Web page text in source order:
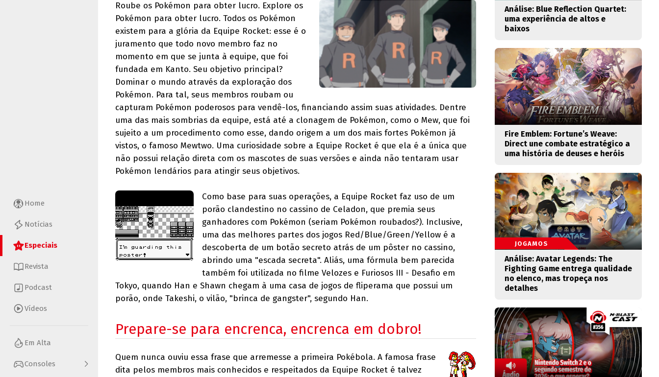
Home
Notícias
Especiais
Revista
Podcast
Vídeos
Em Alta
Consoles
Roube os Pokémon para obter lucro. Explore os
Pokémon para obter lucro. Todos os Pokémon
existem para a glória da Equipe Rocket: esse é o
juramento que todo novo membro faz no
momento em que se junta à equipe, que foi
fundada em Kanto. Seu objetivo principal?
Dominar o mundo através da exploração dos
Pokémon. Para tal, seus membros roubam ou
capturam Pokémon poderosos para vendê-los, financiando assim suas atividades. Dentre
uma das mais sombrias da equipe, está até a clonagem de Pokémon, como o Mew, que foi
sujeito a um procedimento como esse, dando origem a um dos mais fortes Pokémon já
vistos, o famoso Mewtwo. Uma curiosidade sobre a Equipe Rocket é que ela é a única que
não possui relação direta com os mascotes de suas versões e ainda não tentaram usar
Pokémon lendários para atingir seus objetivos.
Como base para suas operações, a Equipe Rocket faz uso de um
porão clandestino no cassino de Celadon, que premia seus
ganhadores com Pokémon (seriam Pokémon roubados?). Inclusive,
uma das melhores partes dos jogos Red/Blue/Green/Yellow é a
descoberta de um botão secreto atrás de um pôster no cassino,
abrindo uma "escada secreta". Aliás, uma fórmula bem parecida
também foi utilizada no filme Velozes e Furiosos III - Desafio em
Tokyo, quando Han e Shawn chegam à uma casa de jogos de fliperama que possui um
porão, onde Takeshi, o vilão, "brinca de gangster", segundo Han.
Prepare-se para encrenca, encrenca em dobro!
Quem nunca ouviu essa frase que arremesse a primeira Pokébola. A famosa frase
dita pelos membros mais conhecidos e respeitados da Equipe Rocket é talvez
Análise: Blue Reflection Quartet:
uma experiência de altos e
baixos
Fire Emblem: Fortune’s Weave:
Direct une combate estratégico a
uma história de deuses e heróis
JOGAMOS
Análise: Avatar Legends: The
Fighting Game entrega qualidade
no elenco, mas tropeça nos
detalhes